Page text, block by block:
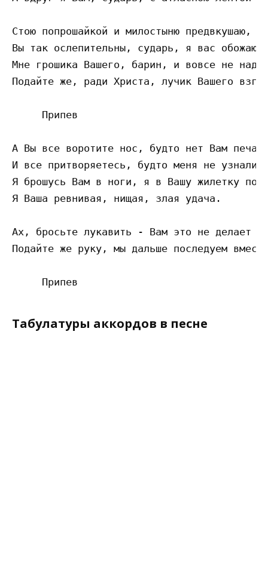
Стою попрошайкой и милостыню предвкушаю,
Вы так ослепительны, сударь, я вас обожаю!
Мне грошика Вашего, барин, и вовсе не
Подайте же, ради Христа, лучик Вашего
     Припев
А Вы все воротите нос, будто нет Вам
И все притворяетесь, будто меня не узнали.
Я брошусь Вам в ноги, я в Вашу жилетку
Я Ваша ревнивая, нищая, злая удача.
Ах, бросьте лукавить - Вам это не делает
Подайте же руку, мы дальше последуем
Табулатуры аккордов в песне